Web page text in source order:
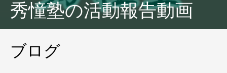
秀憧塾の活動報告動画
ブログ